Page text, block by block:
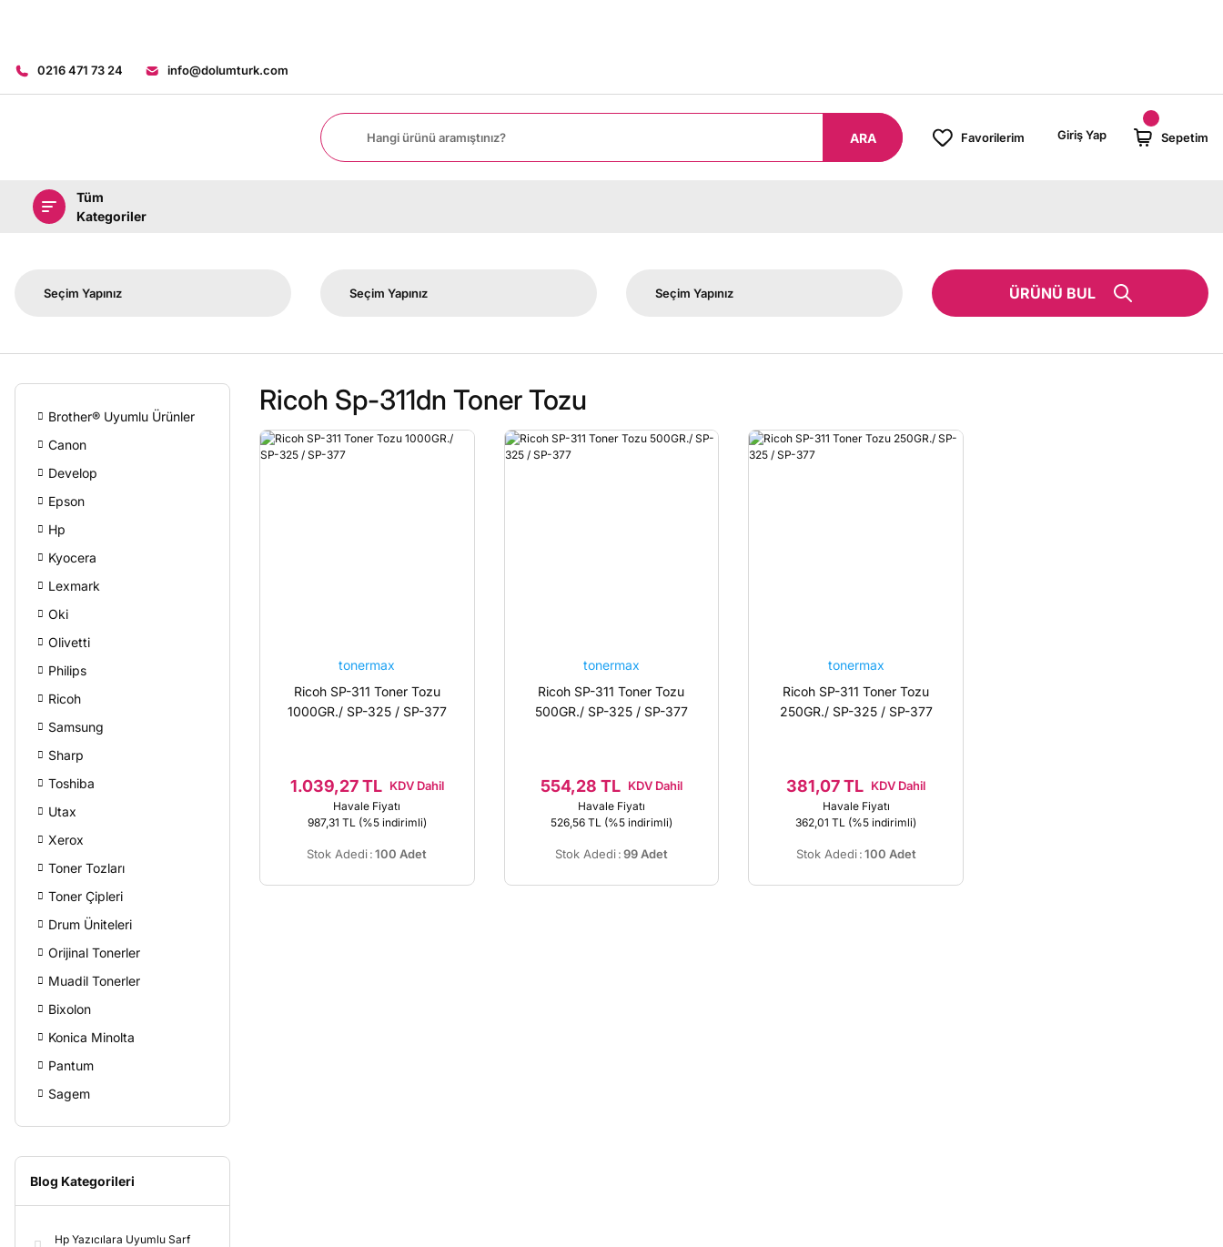
0216 471 73 24 info@dolumturk.com
ARA Favorilerim Giriş Yap Sepetim
Tüm
Kategoriler
ÜRÜNÜ BUL
Brother® Uyumlu Ürünler
Canon
Develop
Epson
Hp
Kyocera
Lexmark
Oki
Olivetti
Philips
Ricoh
Samsung
Sharp
Toshiba
Utax
Xerox
Toner Tozları
Toner Çipleri
Drum Üniteleri
Orijinal Tonerler
Muadil Tonerler
Bixolon
Konica Minolta
Pantum
Sagem
Blog Kategorileri
Hp Yazıcılara Uyumlu Sarf
Ricoh Sp-311dn Toner Tozu
tonermax
Ricoh SP-311 Toner Tozu
1000GR./ SP-325 / SP-377
1.039,27 TL KDV Dahil
Havale Fiyatı
987,31 TL (%5 indirimli)
Stok Adedi :100 Adet
tonermax
Ricoh SP-311 Toner Tozu
500GR./ SP-325 / SP-377
554,28 TL KDV Dahil
Havale Fiyatı
526,56 TL (%5 indirimli)
Stok Adedi :99 Adet
tonermax
Ricoh SP-311 Toner Tozu
250GR./ SP-325 / SP-377
381,07 TL KDV Dahil
Havale Fiyatı
362,01 TL (%5 indirimli)
Stok Adedi :100 Adet